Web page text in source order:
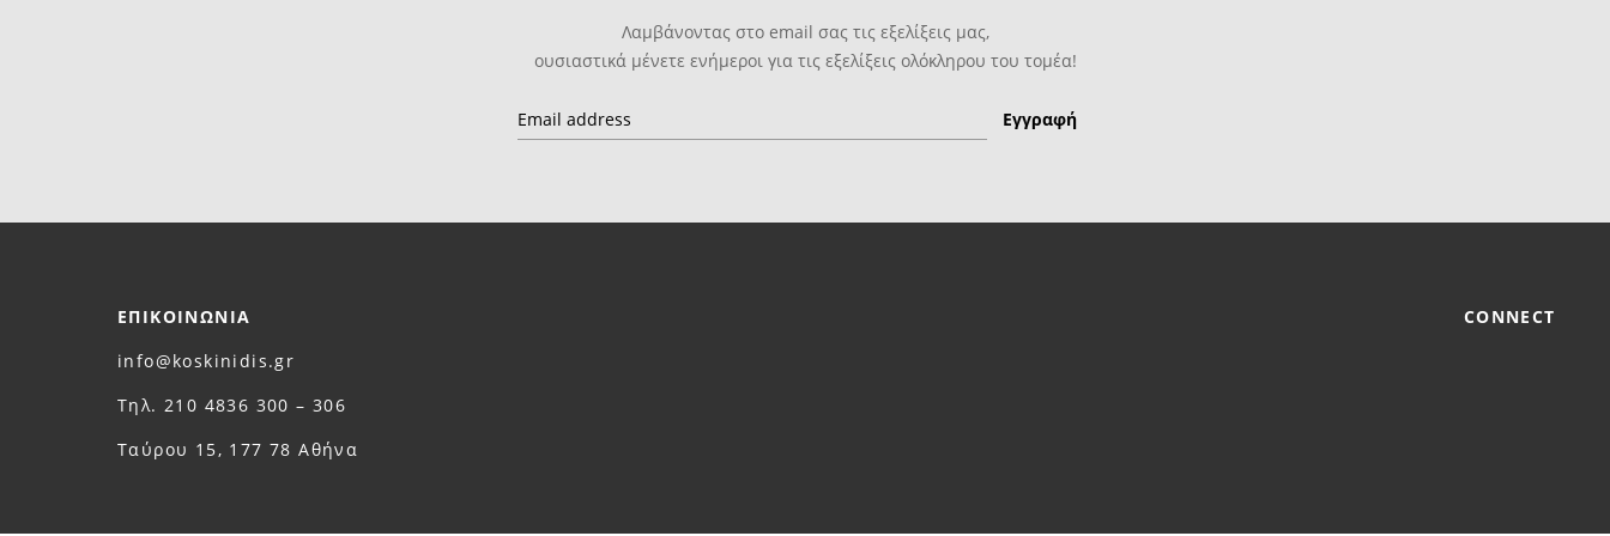
Λαμβάνοντας στο email σας τις εξελίξεις μας,
ουσιαστικά μένετε ενήμεροι για τις εξελίξεις ολόκληρου του τομέα!
ΕΠΙΚΟΙΝΩΝΙΑ
info@koskinidis.gr
Τηλ. 210 4836 300 – 306
Ταύρου 15, 177 78 Αθήνα
CONNECT